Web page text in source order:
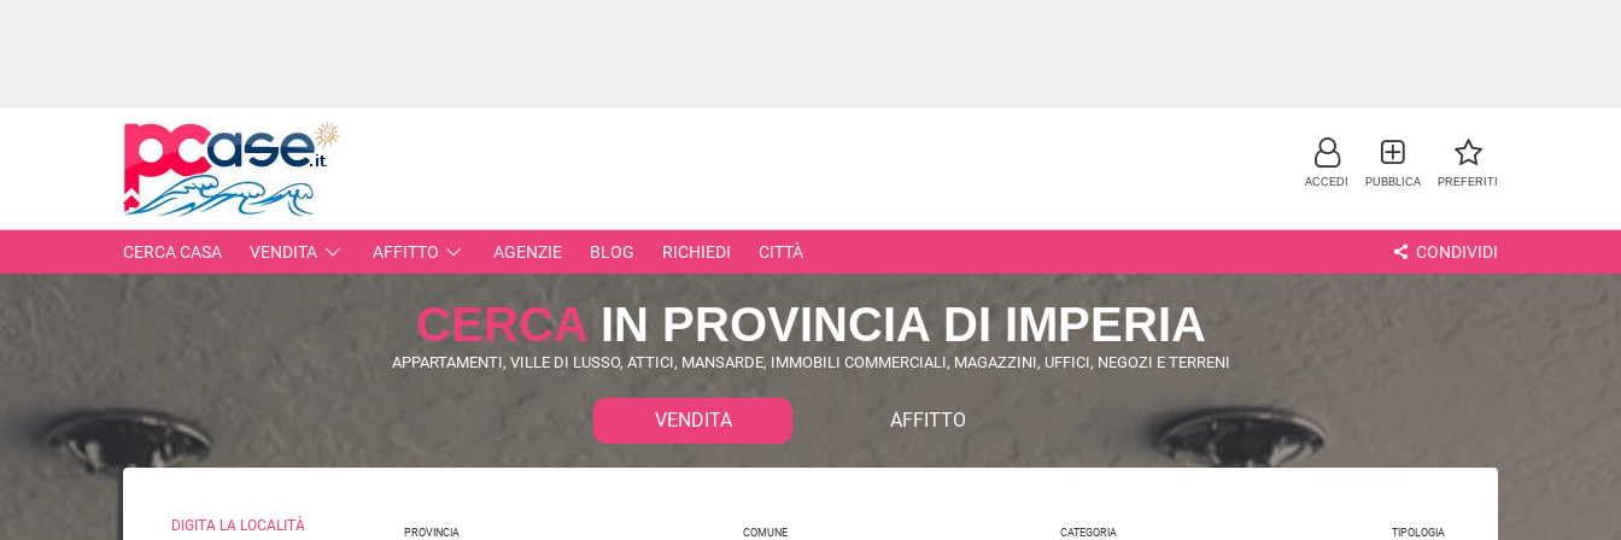
ACCEDI PUBBLICA PREFERITI
CERCA CASA VENDITA AFFITTO AGENZIE BLOG RICHIEDI CITTÀ CONDIVIDI
IMMOBILI IN VENDITA
APPARTAMENTI
TRILOCALI
COMMERCIALI
CERCA IN PROVINCIA DI IMPERIA
APPARTAMENTI, VILLE DI LUSSO, ATTICI, MANSARDE, IMMOBILI COMMERCIALI, MAGAZZINI, UFFICI, NEGOZI E TERRENI
VENDITA AFFITTO
DIGITA LA LOCALITÀ PROVINCIA COMUNE CATEGORIA TIPOLOGIA